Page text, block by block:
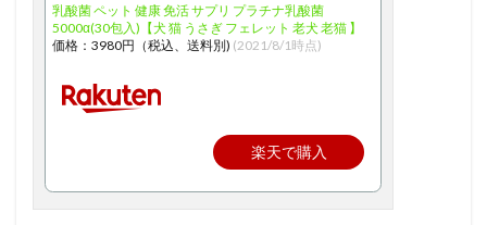
乳酸菌 ペット 健康 免活 サプリ プラチナ乳酸菌
5000α(30包入)【犬 猫 うさぎ フェレット 老犬 老猫 】
価格：3980円（税込、送料別) (2021/8/1時点)
楽天で購入